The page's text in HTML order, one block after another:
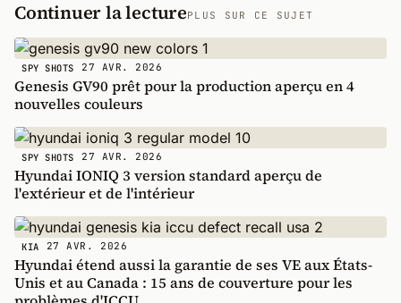
Continuer la lecturePLUS SUR CE SUJET
SPY SHOTS 27 AVR. 2026
Genesis GV90 prêt pour la production aperçu en 4
nouvelles couleurs
SPY SHOTS 27 AVR. 2026
Hyundai IONIQ 3 version standard aperçu de
l'extérieur et de l'intérieur
KIA 27 AVR. 2026
Hyundai étend aussi la garantie de ses VE aux États-
Unis et au Canada : 15 ans de couverture pour les